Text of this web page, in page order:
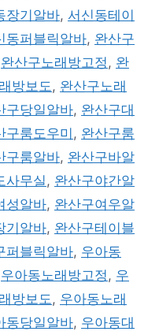
장기알바, 서신동테이
동퍼블릭알바, 완산구
완산구노래방고정 , 완
방보도 , 완산구노래
구당일알바, 완산구대
구룸도우미 , 완산구룸
구룸알바, 완산구바알
사무실 , 완산구야간알
성알바, 완산구여우알
기알바, 완산구테이블
퍼블릭알바, 우아동
우아동노래방고정 , 우
방보도 , 우아동노래
동당일알바, 우아동대